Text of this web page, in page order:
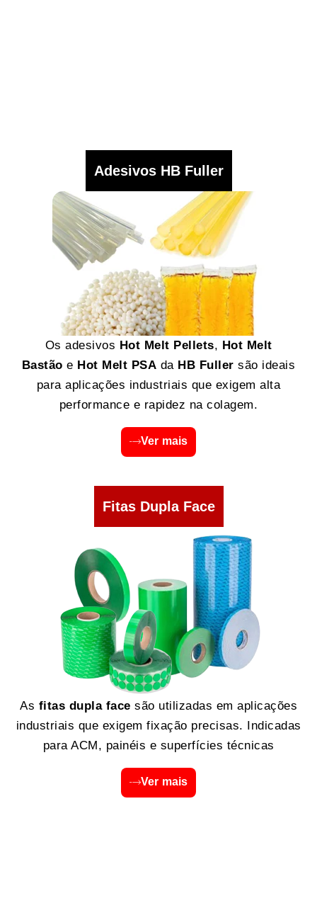
Adesivos HB Fuller
Os adesivos Hot Melt Pellets, Hot Melt
Bastão e Hot Melt PSA da HB Fuller são ideais
para aplicações industriais que exigem alta
performance e rapidez na colagem.
Ver mais
Fitas Dupla Face
As fitas dupla face são utilizadas em aplicações
industriais que exigem fixação precisas. Indicadas
para ACM, painéis e superfícies técnicas
Ver mais